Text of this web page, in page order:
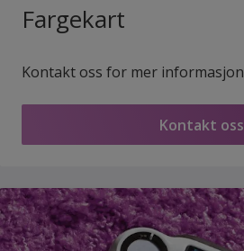
Fargekart
Kontakt oss for mer informasjon
Kontakt oss